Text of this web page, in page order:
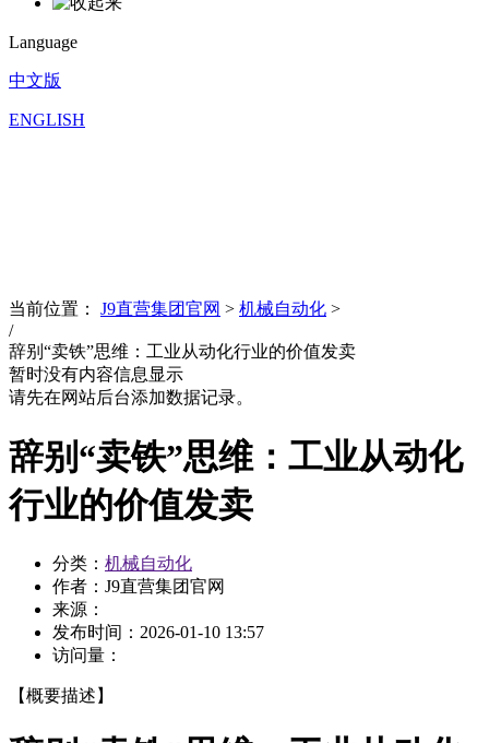
Language
中文版
ENGLISH
当前位置： J9直营集团官网 > 机械自动化 >
/
辞别“卖铁”思维：工业从动化行业的价值发卖
暂时没有内容信息显示
请先在网站后台添加数据记录。
辞别“卖铁”思维：工业从动化
行业的价值发卖
分类： 机械自动化
作者：J9直营集团官网
来源：
发布时间： 2026-01-10 13:57
访问量：
【概要描述】